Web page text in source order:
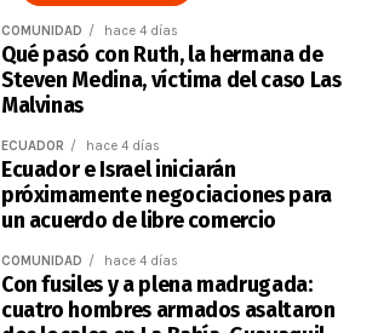
COMUNIDAD hace 4 días
Qué pasó con Ruth, la hermana de
Steven Medina, víctima del caso Las
Malvinas
ECUADOR hace 4 días
Ecuador e Israel iniciarán
próximamente negociaciones para
un acuerdo de libre comercio
COMUNIDAD hace 4 días
Con fusiles y a plena madrugada:
cuatro hombres armados asaltaron